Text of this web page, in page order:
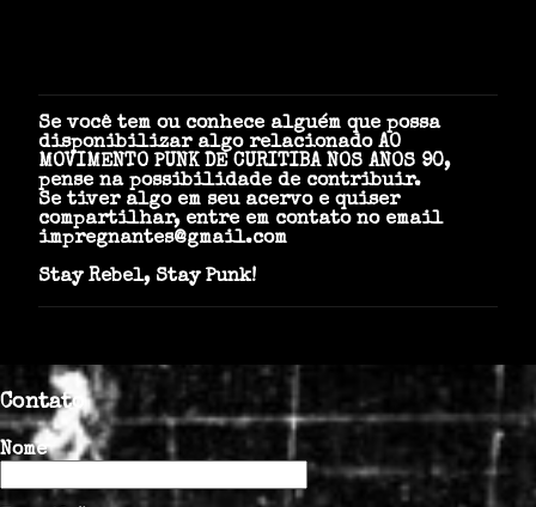
P
o
s
t
a
r
u
m
c
o
á
r
i
o
Se você tem ou conhece alguém que possa
disponibilizar algo relacionado AO
MOVIMENTO PUNK DE CURITIBA NOS ANOS 90,
pense na possibilidade de contribuir.
Se tiver algo em seu acervo e quiser
compartilhar, entre em contato no email
impregnantes@gmail.com
Stay Rebel, Stay Punk!
Contato
Nome